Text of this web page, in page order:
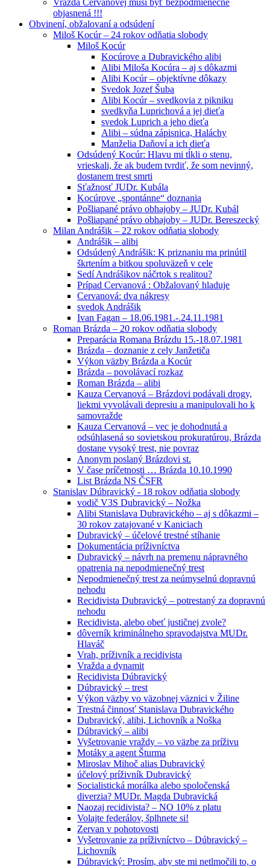
objasnená !!!
Obvinení, obžalovaní a odsúdení
Miloš Kocúr – 24 rokov odňatia slobody
Miloš Kocúr
Kocúrove a Dubravického alibi
Alibi Miloša Kocúra – aj s dôkazmi
Alibi Kocúr – objektívne dôkazy
Svedok Jozef Šuba
Alibi Kocúr – svedkovia z pikniku
svedkyňa Luprichová a jej dieťa
svedok Luprich a jeho dieťa
Alibi – súdna zápisnica, Haláchy
Manželia Daňoví a ich dieťa
Odsúdený Kocúr: Hlavu mi tĺkli o stenu,
vrieskali, že ak budem tvrdiť, že som nevinný,
dostanem trest smrti
Sťažnosť JUDr. Kubála
Kocúrove „spontánne“ doznania
Pošliapané právo obhajoby – JUDr. Kubál
Pošliapané právo obhajoby – JUDr. Bereszecký
Milan Andrášik – 22 rokov odňatia slobody
Andrášik – alibi
Odsúdený Andrášik: K priznaniu ma prinútil
škrtením a bitkou spoluväzeň v cele
Sedí Andrášikov náčrtok s realitou?
Prípad Cervanová : Obžalovaný hladuje
Cervanová: dva nákresy
svedok Andrášik
Ivan Fagan – 18.06.1981.-.24.11.1981
Roman Brázda – 20 rokov odňatia slobody
Preparácia Romana Brázdu 15.-18.07.1981
Brázda – doznanie z cely Janžetiča
Výkon väzby Brázda a Kocúr
Brázda – povolávací rozkaz
Roman Brázda – alibi
Kauza Cervanová – Brázdovi podávali drogy,
liekmi vyvolávali depresiu a manipulovali ho k
samovražde
Kauza Cervanová – vec je dohodnutá a
odsúhlasená so sovietskou prokuratúrou, Brázda
dostane vysoký trest, nie povraz
Anonym poslaný Brázdovi st.
V čase príčetnosti … Brázda 10.10.1990
List Brázda NS ČSFR
Stanislav Dúbravický - 18 rokov odňatia slobody
vodič V3S Dubravický – Nožka
Alibi Stanislava Dubravického – aj s dôkazmi –
30 rokov zatajované v Kaniciach
Dubravický – účelové trestné stíhanie
Dokumentácia príživníctva
Dubravický – návrh na premenu nápravného
opatrenia na nepodmienečný trest
Nepodmienečný trest za neúmyselnú dopravnú
nehodu
Recidivista Dubravický – potrestaný za dopravnú
nehodu
Recidivista, alebo obeť justičnej zvole?
dôverník kriminálneho spravodajstva MUDr.
Hlaváč
Vrah, príživník a recidivista
Vražda a dynamit
Recidivista Dúbravický
Dúbravický – trest
Výkon väzby vo väzobnej väznici v Žiline
Trestná činnosť Stanislava Dubravického
Dubravický, alibi, Lichovník a Noška
Dúbravický – alibi
Vyšetrovanie vraždy – vo väzbe za príživu
Motáky a agent Šturma
Miroslav Mihoč alias Dubravický
účelový príživník Dubravický
Socialistická morálka alebo spoločenská
diverzia? MUDr. Magda Dubravická
Naozaj recidivista? – NO 10% z platu
Volajte federálov, šplhnete si!
Zervan v pohotovosti
Vyšetrovanie za príživníctvo – Dúbravický –
Lichovník
Dúbravický: Prosím, aby ste mi netlmočili to, o